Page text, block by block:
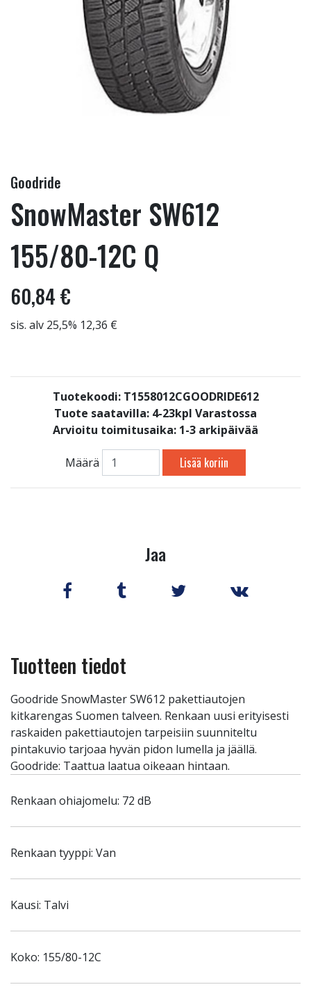
Goodride
SnowMaster SW612
155/80-12C Q
60,84 €
sis. alv 25,5% 12,36 €
Tuotekoodi: T1558012CGOODRIDE612
Tuote saatavilla: 4-23kpl Varastossa
Arvioitu toimitusaika: 1-3 arkipäivää
Määrä Lisää koriin
Jaa
Tuotteen tiedot
Goodride SnowMaster SW612 pakettiautojen
kitkarengas Suomen talveen. Renkaan uusi erityisesti
raskaiden pakettiautojen tarpeisiin suunniteltu
pintakuvio tarjoaa hyvän pidon lumella ja jäällä.
Goodride: Taattua laatua oikeaan hintaan.
Renkaan ohiajomelu: 72 dB
Renkaan tyyppi: Van
Kausi: Talvi
Koko: 155/80-12C